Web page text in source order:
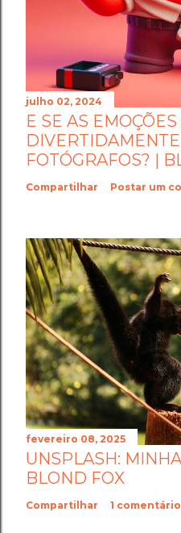
julho 02, 2024
E SE AS
FOTÓGRAFOS? |
Compartilhar Postar um
fevereiro 08, 2025
UNSPLASH:
BLOND FOX
Compartilhar 1 comentário